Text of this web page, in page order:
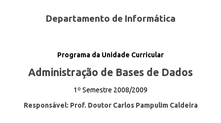
Departamento de Informática
Programa da Unidade Curricular
Administração de Bases de Dados
1º Semestre 2008/2009
Responsável: Prof. Doutor Carlos Pampulim Caldeira